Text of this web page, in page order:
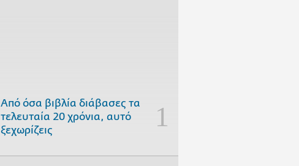
Από όσα βιβλία διάβασες τα
τελευταία 20 χρόνια, αυτό
ξεχωρίζεις